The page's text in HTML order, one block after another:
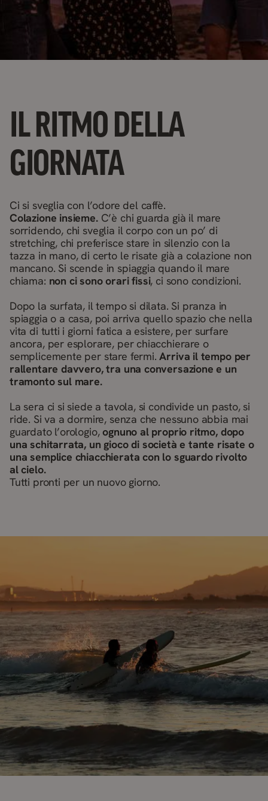
IL RITMO DELLA
GIORNATA
Ci si sveglia con l’odore del caffè.
Colazione insieme.C’è chi guarda già il mare
sorridendo, chi sveglia il corpo con un po’ di
stretching, chi preferisce stare in silenzio con la
tazza in mano, di certo le risate già a colazione non
mancano. Si scende in spiaggia quando il mare
chiama: non ci sono orari fissi, ci sono condizioni.
Dopo la surfata, il tempo si dilata. Si pranza in
spiaggia o a casa, poi arriva quello spazio che nella
vita di tutti i giorni fatica a esistere, per surfare
ancora, per esplorare, per chiacchierare o
semplicemente per stare fermi.Arriva il tempo per
rallentare davvero, tra una conversazione e un
tramonto sul mare.
La sera ci si siede a tavola, si condivide un pasto, si
ride. Si va a dormire, senza che nessuno abbia mai
guardato l’orologio,ognuno al proprio ritmo, dopo
una schitarrata, un gioco di società e tante risate o
una semplice chiacchierata con lo sguardo rivolto
al cielo.
Tutti pronti per un nuovo giorno.